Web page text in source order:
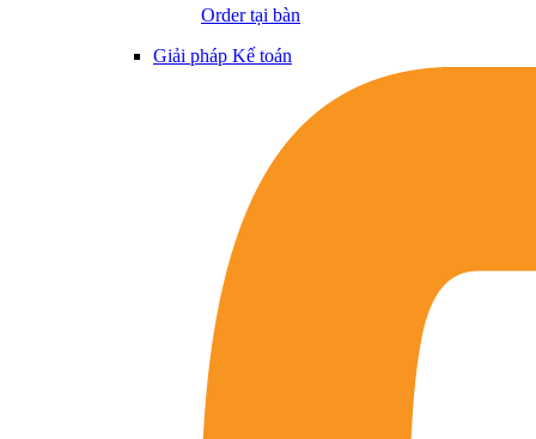
Order tại bàn
Giải pháp Kế toán